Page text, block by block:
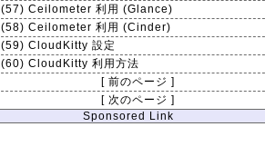
(57) Ceilometer 利用 (Glance)
(58) Ceilometer 利用 (Cinder)
(59) CloudKitty 設定
(60) CloudKitty 利用方法
[ 前のページ ]
[ 次のページ ]
Sponsored Link